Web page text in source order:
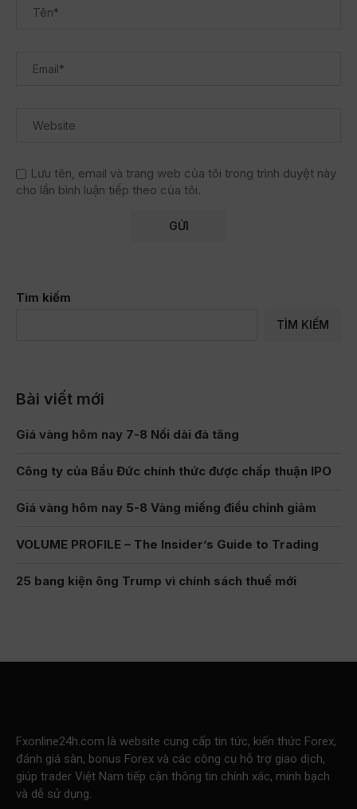
Lưu tên, email và trang web của tôi trong trình duyệt này
cho lần bình luận tiếp theo của tôi.
Tìm kiếm
TÌM KIẾM
Bài viết mới
Giá vàng hôm nay 7-8 Nối dài đà tăng
Công ty của Bầu Đức chính thức được chấp thuận IPO
Giá vàng hôm nay 5-8 Vàng miếng điều chỉnh giảm
VOLUME PROFILE – The Insider’s Guide to Trading
25 bang kiện ông Trump vì chính sách thuế mới
Fxonline24h.com là website cung cấp tin tức, kiến thức Forex,
đánh giá sàn, bonus Forex và các công cụ hỗ trợ giao dịch,
giúp trader Việt Nam tiếp cận thông tin chính xác, minh bạch
và dễ sử dụng.